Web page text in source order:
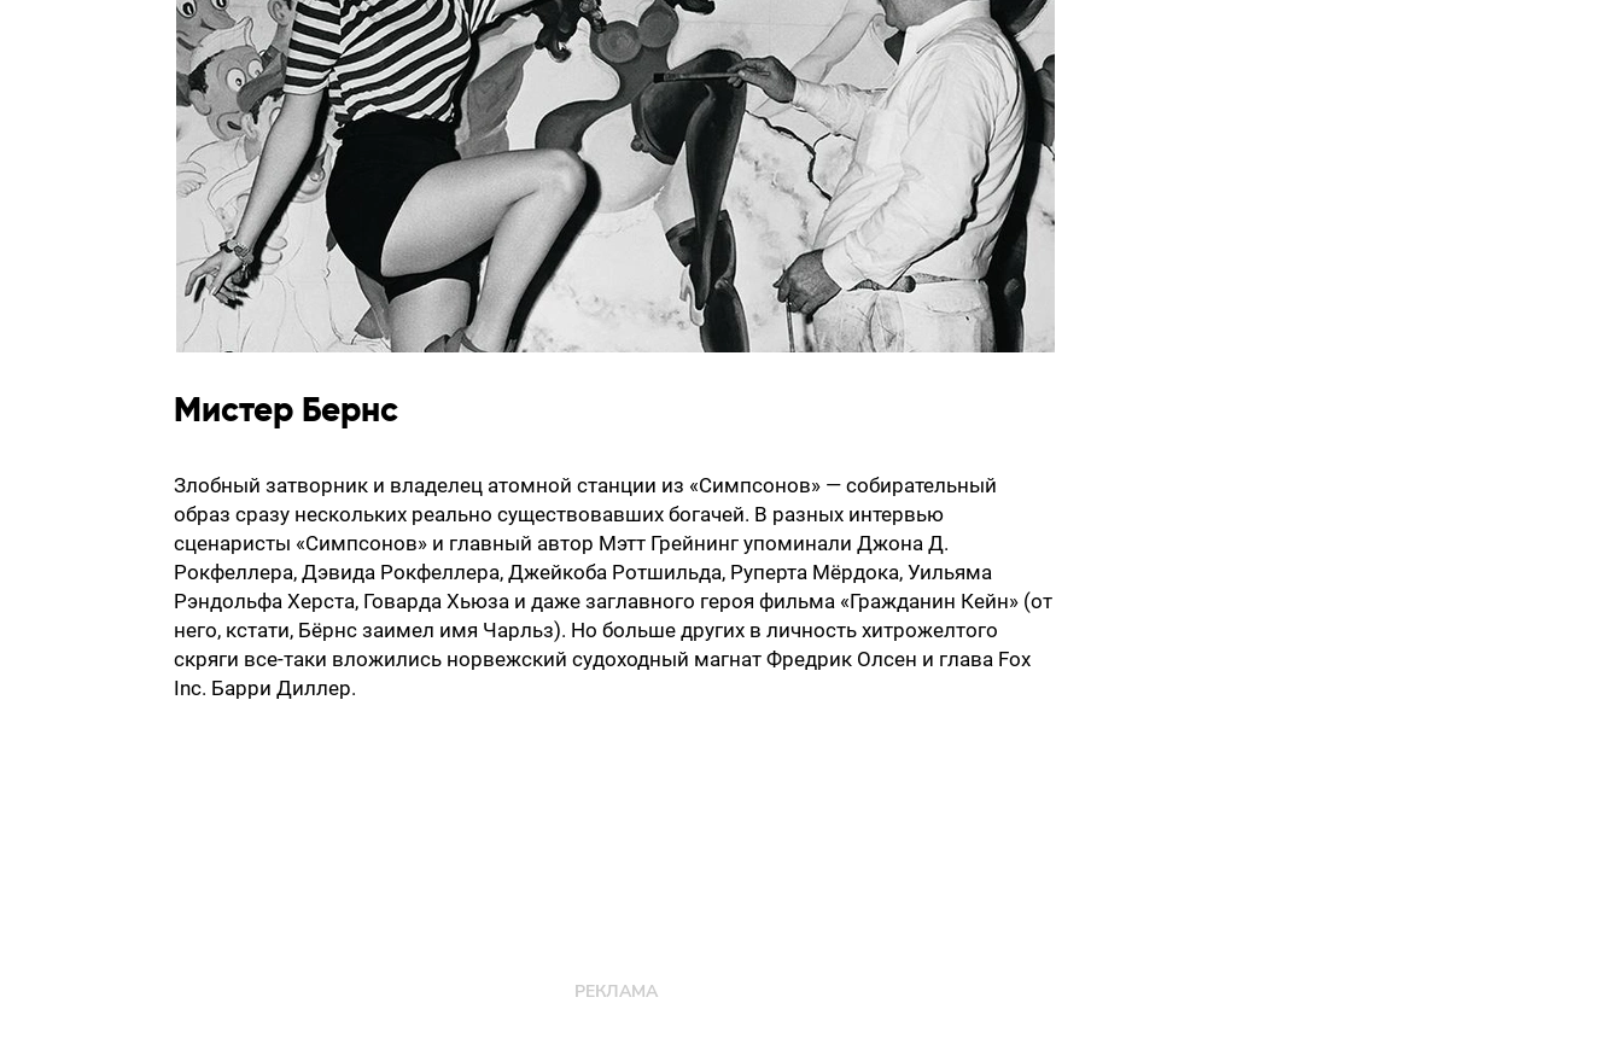
Мистер Бернс
Злобный затворник и владелец атомной станции из «Симпсонов» — собирательный
образ сразу нескольких реально существовавших богачей. В разных интервью
сценаристы «Симпсонов» и главный автор Мэтт Грейнинг упоминали Джона Д.
Рокфеллера, Дэвида Рокфеллера, Джейкоба Ротшильда, Руперта Мёрдока, Уильяма
Рэндольфа Херста, Говарда Хьюза и даже заглавного героя фильма «Гражданин Кейн» (от
него, кстати, Бёрнс заимел имя Чарльз). Но больше других в личность хитрожелтого
скряги все-таки вложились норвежский судоходный магнат Фредрик Олсен и глава Fox
Inc. Барри Диллер.